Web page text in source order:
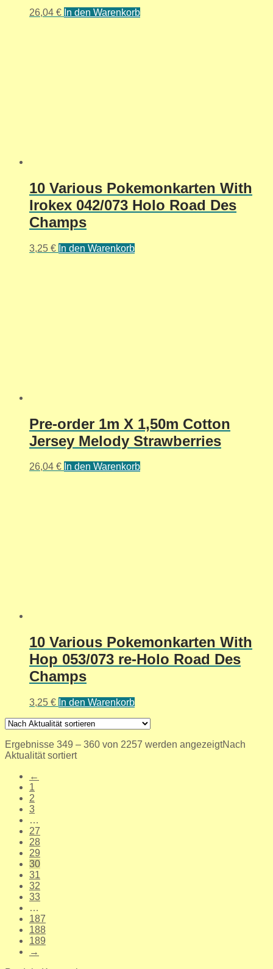
26,04 € In den Warenkorb
10 Various Pokemonkarten With
Irokex 042/073 Holo Road Des
Champs
3,25 € In den Warenkorb
Pre-order 1m X 1,50m Cotton
Jersey Melody Strawberries
26,04 € In den Warenkorb
10 Various Pokemonkarten With
Hop 053/073 re-Holo Road Des
Champs
3,25 € In den Warenkorb
Ergebnisse 349 – 360 von 2257 werden angezeigtNach
Aktualität sortiert
←
1
2
3
…
27
28
29
30
31
32
33
…
187
188
189
→